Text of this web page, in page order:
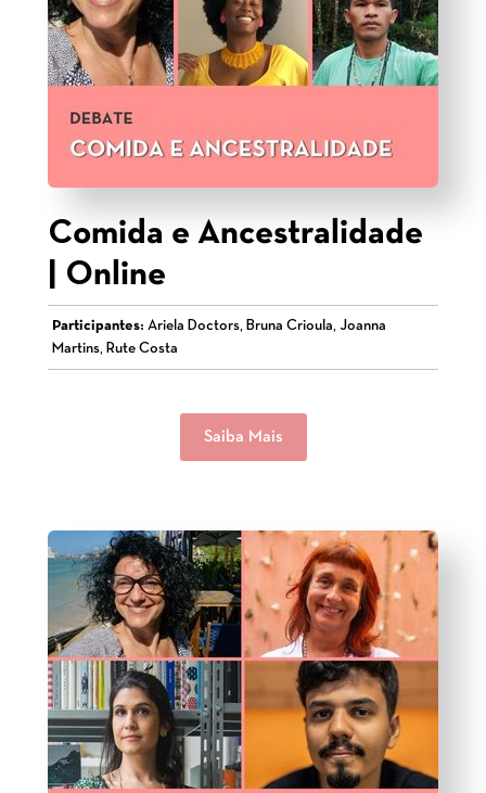
Comida e Ancestralidade
| Online
Participantes: Ariela Doctors, Bruna Crioula, Joanna
Martins, Rute Costa
Saiba Mais